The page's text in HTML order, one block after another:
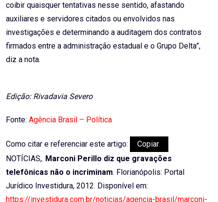
coibir quaisquer tentativas nesse sentido, afastando
auxiliares e servidores citados ou envolvidos nas
investigações e determinando a auditagem dos contratos
firmados entre a administração estadual e o Grupo Delta”,
diz a nota.
Edição: Rivadavia Severo
Fonte: Agência Brasil – Política
Como citar e referenciar este artigo:
Copiar
NOTÍCIAS,. Marconi Perillo diz que gravações
telefônicas não o incriminam. Florianópolis: Portal
Jurídico Investidura, 2012. Disponível em:
https://investidura.com.br/noticias/agencia-brasil/marconi-